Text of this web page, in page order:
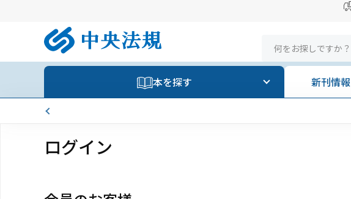
本を探す 新刊情報
ログイン